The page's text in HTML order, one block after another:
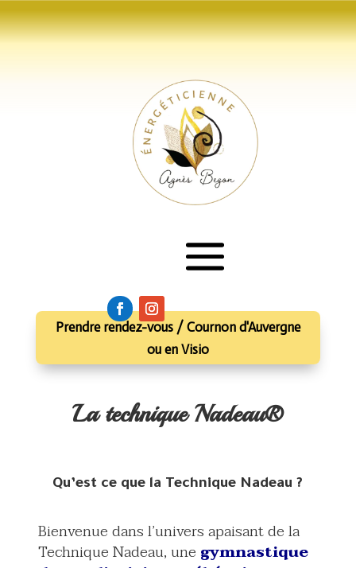
Prendre rendez-vous / Cournon d'Auvergne
ou en Visio
La technique Nadeau®
Qu’est ce que la Technique Nadeau ?
Bienvenue dans l’univers apaisant de la
Technique Nadeau, une gymnastique